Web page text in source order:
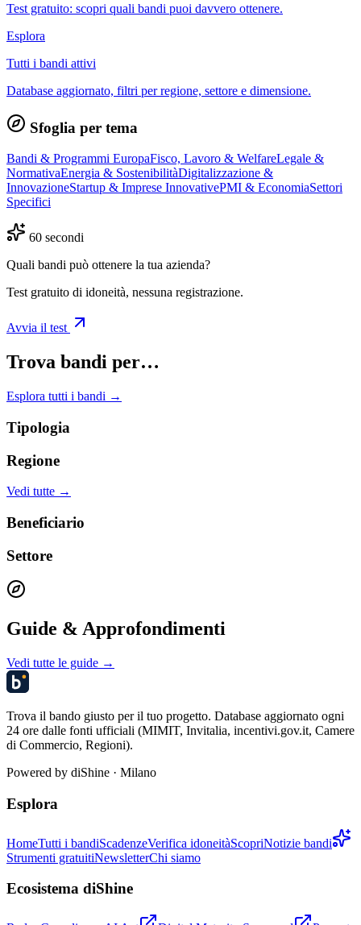
Test gratuito: scopri quali bandi puoi davvero ottenere.
Esplora
Tutti i bandi attivi
Database aggiornato, filtri per regione, settore e dimensione.
Sfoglia per tema
Bandi & Programmi EuropaFisco, Lavoro & WelfareLegale &
NormativaEnergia & SostenibilitàDigitalizzazione &
InnovazioneStartup & Imprese InnovativePMI & EconomiaSettori
Specifici
60 secondi
Quali bandi può ottenere la tua azienda?
Test gratuito di idoneità, nessuna registrazione.
Avvia il test
Trova bandi per…
Esplora tutti i bandi →
Tipologia
Regione
Vedi tutte →
Beneficiario
Settore
Guide & Approfondimenti
Vedi tutte le guide →
Trova il bando giusto per il tuo progetto. Database aggiornato ogni
24 ore dalle fonti ufficiali (MIMIT, Invitalia, incentivi.gov.it, Camere
di Commercio, Regioni).
Powered by diShine · Milano
Esplora
HomeTutti i bandiScadenzeVerifica idoneitàScopriNotizie bandi
Strumenti gratuitiNewsletterChi siamo
Ecosistema diShine